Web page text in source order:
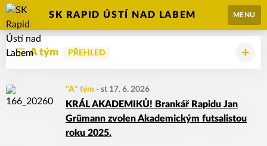
SK RAPID ÚSTÍ NAD LABEM MENU
A tým PŘEHLED
"A" tým - st 17. 6. 2026
KRÁL AKADEMIKŮ! Brankář Rapidu Jan
Grümann zvolen Akademickým futsalistou
roku 2025.